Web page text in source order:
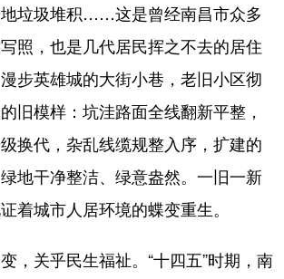
金融 汽车
乡村振兴 银龄 溯源中国
旅游 能源 会展
娱乐 时尚 悦读
一带一路 亚太网 上市公司
垃圾堆积……这是曾经南昌市众多
照，也是几代居民挥之不去的居住
步英雄城的大街小巷，老旧小区彻
旧模样：坑洼路面全线翻新平整，
换代，杂乱线缆规整入序，扩建的
地干净整洁、绿意盎然。一旧一新
着城市人居环境的蝶变重生。
关乎民生福祉。“十四五”时期，南